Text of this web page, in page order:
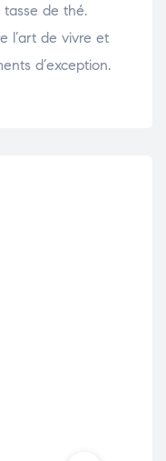
de thé.
l’art de vivre et
d’exception.